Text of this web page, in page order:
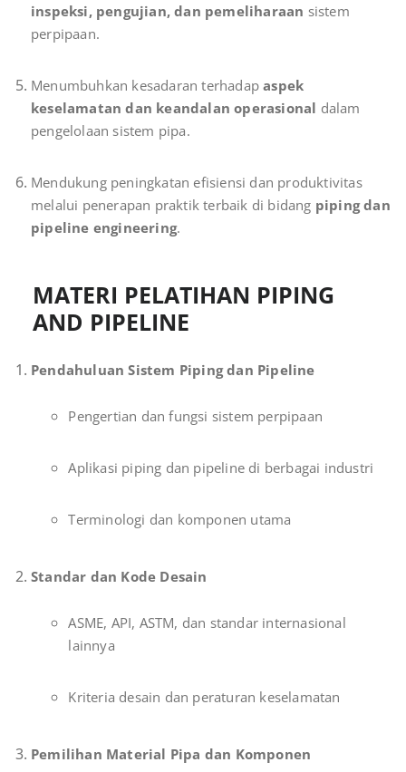
inspeksi, pengujian, dan pemeliharaan sistem
perpipaan.
Menumbuhkan kesadaran terhadapaspek
keselamatan dan keandalan operasional dalam
pengelolaan sistem pipa.
Mendukung peningkatan efisiensi dan produktivitas
melalui penerapan praktik terbaik di bidang piping dan
pipeline engineering.
MATERI PELATIHAN PIPING
AND PIPELINE
Pendahuluan Sistem Piping dan Pipeline
Pengertian dan fungsi sistem perpipaan
Aplikasi piping dan pipeline di berbagai industri
Terminologi dan komponen utama
Standar dan Kode Desain
ASME, API, ASTM, dan standar internasional
lainnya
Kriteria desain dan peraturan keselamatan
Pemilihan Material Pipa dan Komponen